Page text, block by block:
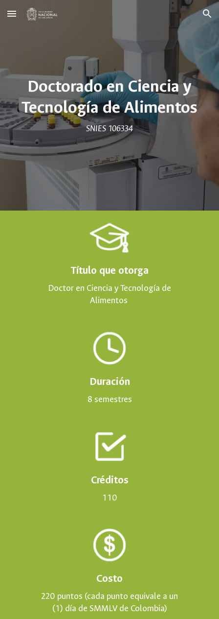
Skip to main content Skip to navigation
Doctoradoen Ciencia y
Tecnología de Alimentos
SNIES 106334
Título que otorga
Doctor en Ciencia y Tecnología de
Alimentos
Duración
8 semestres
Créditos
110
Costo
220 puntos (cada punto equivale a un
(1) día de SMMLV de Colombia)